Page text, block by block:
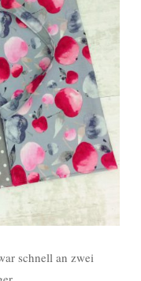
schnell an zwei